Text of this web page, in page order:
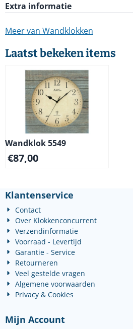
Extra informatie
Meer van Wandklokken
Laatst bekeken items
Wandklok 5549
€87,00
Klantenservice
Contact
Over Klokkenconcurrent
Verzendinformatie
Voorraad - Levertijd
Garantie - Service
Retourneren
Veel gestelde vragen
Algemene voorwaarden
Privacy & Cookies
Mijn Account